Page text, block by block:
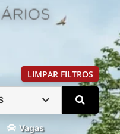
LIMPAR FILTROS
Vagas